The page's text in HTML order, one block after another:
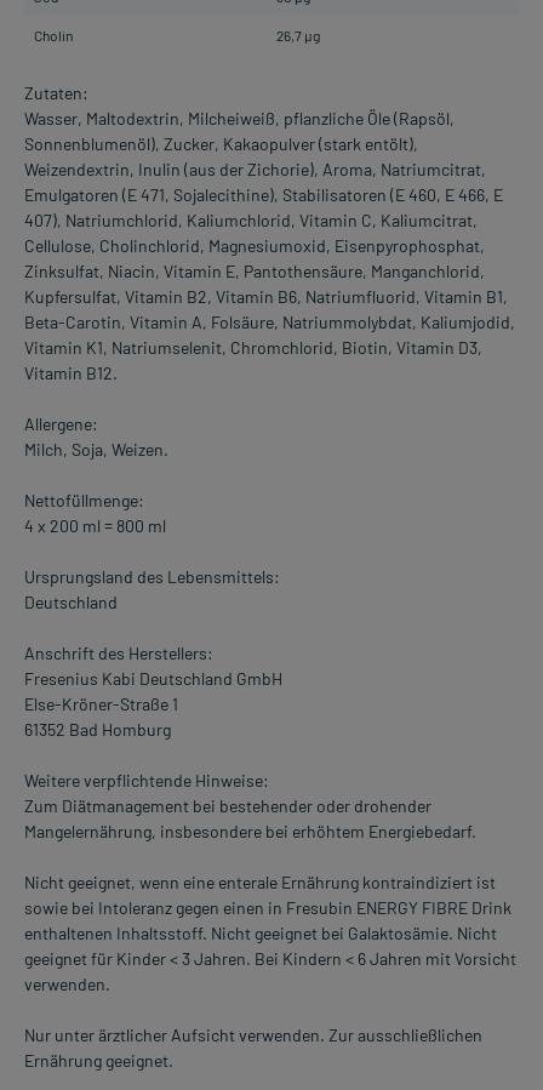
Cholin 26,7 µg
Zutaten:
Wasser, Maltodextrin, Milcheiweiß, pflanzliche Öle (Rapsöl,
Sonnenblumenöl), Zucker, Kakaopulver (stark entölt),
Weizendextrin, Inulin (aus der Zichorie), Aroma, Natriumcitrat,
Emulgatoren (E 471, Sojalecithine), Stabilisatoren (E 460, E 466, E
407), Natriumchlorid, Kaliumchlorid, Vitamin C, Kaliumcitrat,
Cellulose, Cholinchlorid, Magnesiumoxid, Eisenpyrophosphat,
Zinksulfat, Niacin, Vitamin E, Pantothensäure, Manganchlorid,
Kupfersulfat, Vitamin B2, Vitamin B6, Natriumfluorid, Vitamin B1,
Beta-Carotin, Vitamin A, Folsäure, Natriummolybdat, Kaliumjodid,
Vitamin K1, Natriumselenit, Chromchlorid, Biotin, Vitamin D3,
Vitamin B12.
Allergene:
Milch, Soja, Weizen.
Nettofüllmenge:
4 x 200 ml = 800 ml
Ursprungsland des Lebensmittels:
Deutschland
Anschrift des Herstellers:
Fresenius Kabi Deutschland GmbH
Else-Kröner-Straße 1
61352 Bad Homburg
Weitere verpflichtende Hinweise:
Zum Diätmanagement bei bestehender oder drohender
Mangelernährung, insbesondere bei erhöhtem Energiebedarf.
Nicht geeignet, wenn eine enterale Ernährung kontraindiziert ist
sowie bei Intoleranz gegen einen in Fresubin ENERGY FIBRE Drink
enthaltenen Inhaltsstoff. Nicht geeignet bei Galaktosämie. Nicht
geeignet für Kinder < 3 Jahren. Bei Kindern < 6 Jahren mit Vorsicht
verwenden.
Nur unter ärztlicher Aufsicht verwenden. Zur ausschließlichen
Ernährung geeignet.